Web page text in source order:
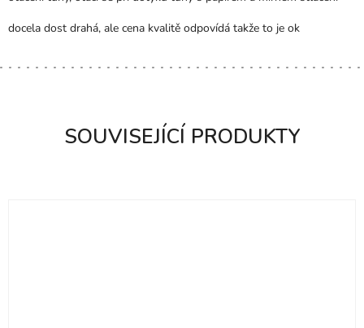
SOUVISEJÍCÍ PRODUKTY
docela dost drahá, ale cena kvalitě odpovídá takže to je ok